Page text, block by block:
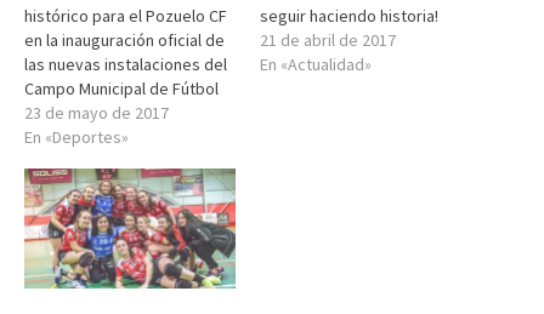
histórico para el Pozuelo CF
en la inauguración oficial de
las nuevas instalaciones del
Campo Municipal de Fútbol
23 de mayo de 2017
En «Deportes»
seguir haciendo historia!
21 de abril de 2017
En «Actualidad»